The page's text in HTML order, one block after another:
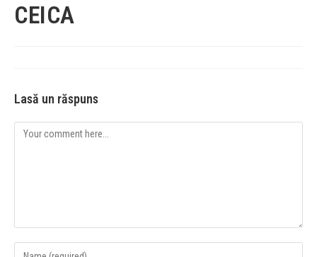
CEICA
Lasă un răspuns